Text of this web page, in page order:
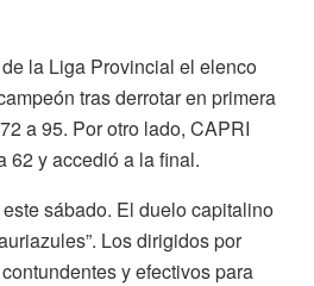
la Liga Provincial el elenco
tras derrotar en primera
a 95. Por otro lado, CAPRI
62 y accedió a la final.
sábado. El duelo capitalino
Los dirigidos por
y efectivos para